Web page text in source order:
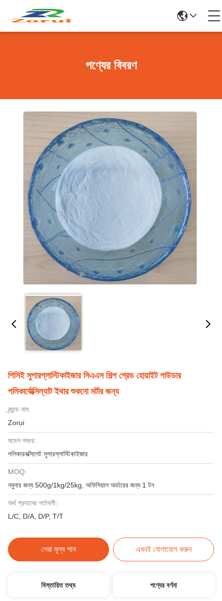
পণ্যের বিবরণ
পিসিই সুপারপ্লাস্টিকাইজার সিএএস শিল্প গ্রেড হোয়াইট পাউডার
পলিকার্বোক্সিল্যাট ইথার শুকনো মর্টার জন্য
ব্র্যান্ড নাম:
Zorui
মডেল নম্বর:
পলিকারবক্সিলেট সুপারপ্লাস্টিকাইজার
MOQ:
নমুনার জন্য 500g/1kg/25kg, অফিসিয়াল অর্ডারের জন্য 1 টন
অর্থ প্রদানের শর্তাবলী:
L/C, D/A, D/P, T/T
সেরা মূল্য পান এখনই যোগাযোগ করুন
বিস্তারিত তথ্য পণ্যের বর্ণনা